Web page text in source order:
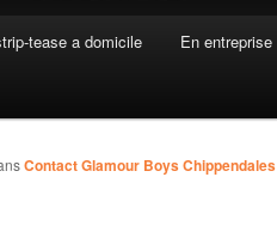
tease a domicile En entreprise
Contact Glamour Boys Chippendales